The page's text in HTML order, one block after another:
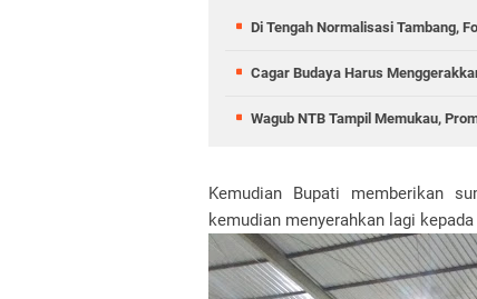
Di Tengah Normalisasi Tambang,
Cagar Budaya Harus
Wagub NTB Tampil Memukau,
Kemudian Bupati memberikan
kemudian menyerahkan lagi